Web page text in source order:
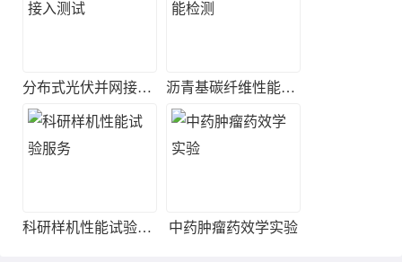
分布式光伏并网接入测试 沥青基碳纤维性能检测
科研样机性能试验服务 中药肿瘤药效学实验